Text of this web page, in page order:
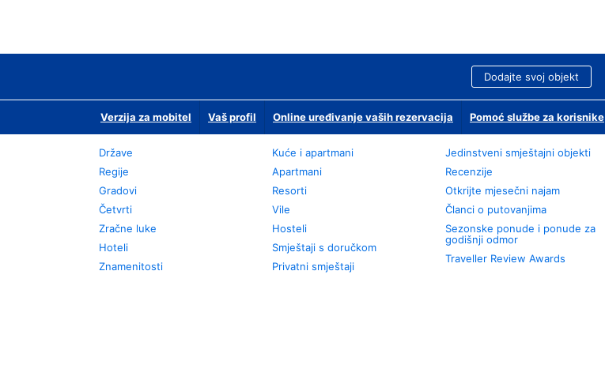
Dodajte svoj objekt
Verzija za mobitel Vaš profil Online uređivanje vaših rezervacija Pomoć službe za korisnike
Države
Regije
Gradovi
Četvrti
Zračne luke
Hoteli
Znamenitosti
Kuće i apartmani
Apartmani
Resorti
Vile
Hosteli
Smještaji s doručkom
Privatni smještaji
Jedinstveni smještajni objekti
Recenzije
Otkrijte mjesečni najam
Članci o putovanjima
Sezonske ponude i ponude za
godišnji odmor
Traveller Review Awards